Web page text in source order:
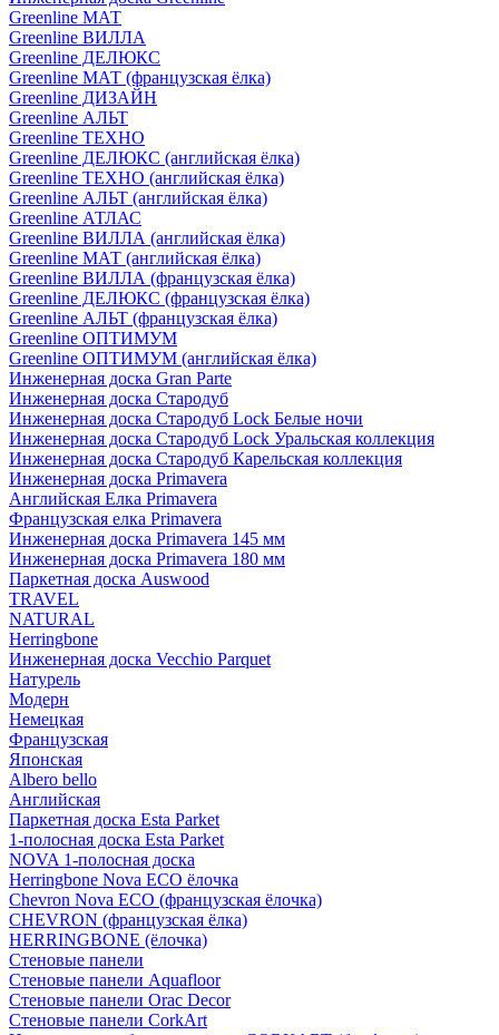
Greenline МАТ
Greenline ВИЛЛА
Greenline ДЕЛЮКС
Greenline МАТ (французская ёлка)
Greenline ДИЗАЙН
Greenline АЛЬТ
Greenline ТЕХНО
Greenline ДЕЛЮКС (английская ёлка)
Greenline ТЕХНО (английская ёлка)
Greenline АЛЬТ (английская ёлка)
Greenline АТЛАС
Greenline ВИЛЛА (английская ёлка)
Greenline МАТ (английская ёлка)
Greenline ВИЛЛА (французская ёлка)
Greenline ДЕЛЮКС (французская ёлка)
Greenline АЛЬТ (французская ёлка)
Greenline ОПТИМУМ
Greenline ОПТИМУМ (английская ёлка)
Инженерная доска Gran Parte
Инженерная доска Стародуб
Инженерная доска Стародуб Lock Белые ночи
Инженерная доска Стародуб Lock Уральская коллекция
Инженерная доска Стародуб Карельская коллекция
Инженерная доска Primavera
Английская Елка Primavera
Французская елка Primavera
Инженерная доска Primavera 145 мм
Инженерная доска Primavera 180 мм
Паркетная доска Auswood
TRAVEL
NATURAL
Herringbone
Инженерная доска Vecchio Parquet
Натурель
Модерн
Немецкая
Французская
Японская
Albero bello
Английская
Паркетная доска Esta Parket
1-полосная доска Esta Parket
NOVA 1-полосная доска
Herringbone Nova ECO ёлочка
Chevron Nova ECO (французская ёлочка)
CHEVRON (французская ёлка)
HERRINGBONE (ёлочка)
Стеновые панели
Стеновые панели Aquafloor
Стеновые панели Orac Decor
Стеновые панели CorkArt